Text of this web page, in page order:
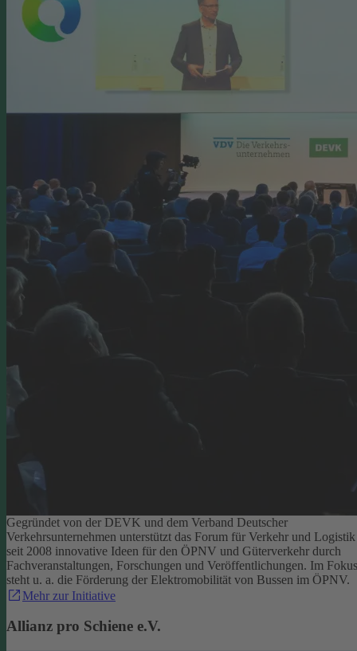
Gegründet von der DEVK und dem Verband Deutscher
Verkehrsunternehmen unterstützt das Forum für Verkehr und Logistik
seit 2008 innovative Ideen für den ÖPNV und Güterverkehr durch
Fachveranstaltungen, Forschungen und Veröffentlichungen. Im Fokus
steht u. a. die Förderung der Elektromobilität von Bussen im ÖPNV.
Mehr zur Initiative
Allianz pro Schiene e.V.